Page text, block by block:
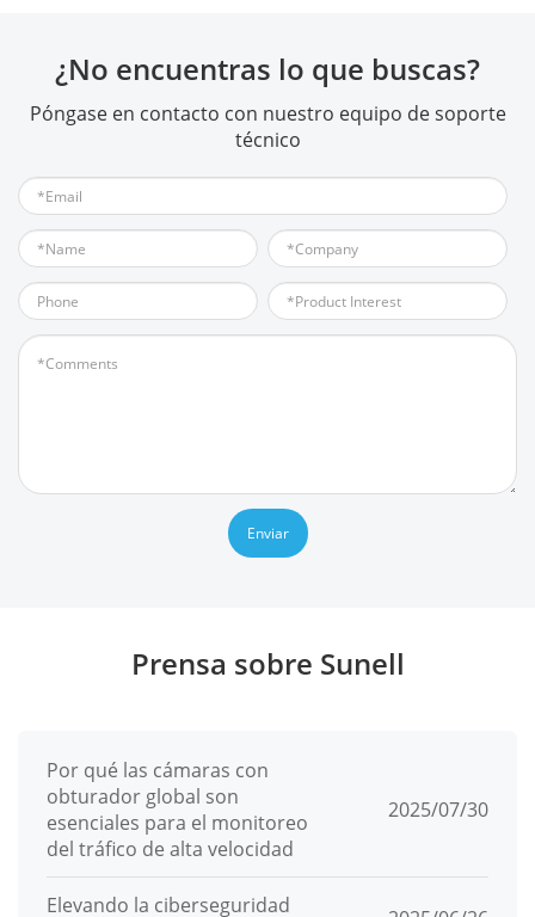
¿No encuentras lo que buscas?
Póngase en contacto con nuestro equipo de soporte
técnico
Enviar
Prensa sobre Sunell
Por qué las cámaras con
obturador global son
esenciales para el monitoreo
del tráfico de alta velocidad
2025/07/30
Elevando la ciberseguridad